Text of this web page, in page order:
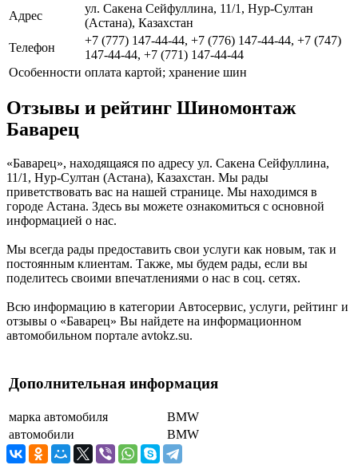
Адрес
ул. Сакена Сейфуллина, 11/1, Нур-Султан
(Астана), Казахстан
Телефон
+7 (777) 147-44-44, +7 (776) 147-44-44, +7 (747)
147-44-44, +7 (771) 147-44-44
Особенности оплата картой; хранение шин
Отзывы и рейтинг Шиномонтаж
Баварец
«Баварец», находящаяся по адресу ул. Сакена Сейфуллина,
11/1, Нур-Султан (Астана), Казахстан. Мы рады
приветствовать вас на нашей странице. Мы находимся в
городе Астана. Здесь вы можете ознакомиться с основной
информацией о нас.
Мы всегда рады предоставить свои услуги как новым, так и
постоянным клиентам. Также, мы будем рады, если вы
поделитесь своими впечатлениями о нас в соц. сетях.
Всю информацию в категории Автосервис, услуги, рейтинг и
отзывы о «Баварец» Вы найдете на информационном
автомобильном портале avtokz.su.
Дополнительная информация
марка автомобиля
BMW
автомобили
BMW